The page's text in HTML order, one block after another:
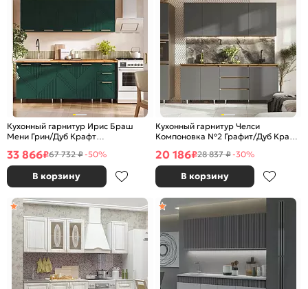
Кухонный гарнитур Ирис Браш
Мени Грин/Дуб Крафт
33 866₽67 732 ₽-50%
В корзину
Кухонный гарнитур Челси
Компоновка №2 Графит/Дуб Крафт
20 186₽28 837 ₽-30%
В корзину